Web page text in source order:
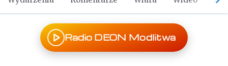
Radio DEON Modlitwa